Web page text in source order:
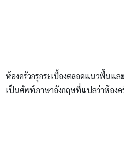
ห้องครัวกรุกระเบื้องตลอดแนวพื้นแล
เป็นศัพท์ภาษาอังกฤษที่แปลว่าห้องค